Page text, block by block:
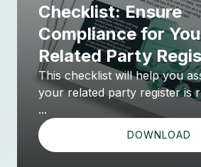
Checklist: Ensure
Compliance for
Related Party
This checklist will help you
your related party register is
...
DOWNLOAD